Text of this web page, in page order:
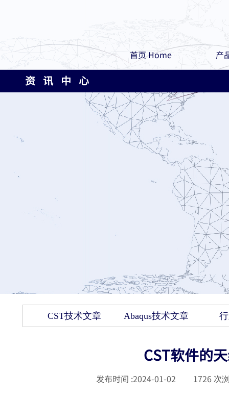
首页 Home 产
资 讯 中 心
CST技术文章 Abaqus技术文章
CST软件的
发布时间 :2024-01-02 1726 次